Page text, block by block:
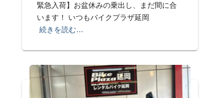
緊急入荷】お盆休みの乗出し、まだ間に合
います！ いつもバイクプラザ延岡
続きを読む…